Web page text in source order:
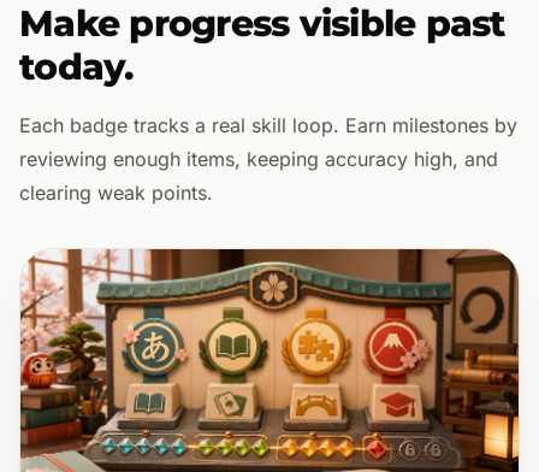
Make progress visible past
today.
Each badge tracks a real skill loop. Earn milestones by
reviewing enough items, keeping accuracy high, and
clearing weak points.